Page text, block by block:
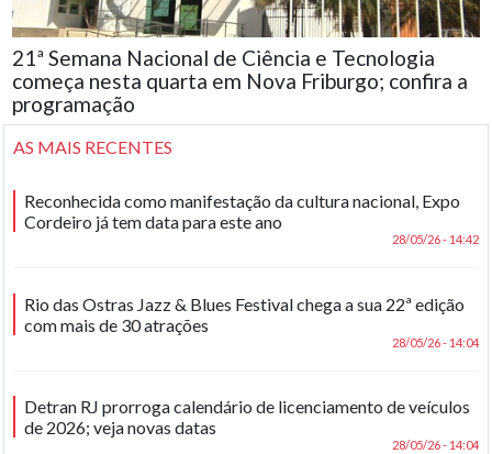
21ª Semana Nacional de Ciência e Tecnologia
começa nesta quarta em Nova Friburgo; confira a
programação
AS MAIS RECENTES
Reconhecida como manifestação da cultura nacional, Expo
Cordeiro já tem data para este ano
28/05/26 - 14:42
Rio das Ostras Jazz & Blues Festival chega a sua 22ª edição
com mais de 30 atrações
28/05/26 - 14:04
Detran RJ prorroga calendário de licenciamento de veículos
de 2026; veja novas datas
28/05/26 - 14:04